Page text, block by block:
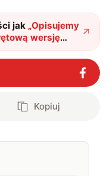
jak „Opisujemy
wersję
Kopiuj